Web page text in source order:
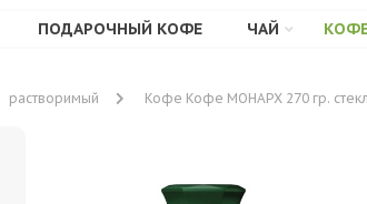
ПОДАРОЧНЫЙ КОФЕ ЧАЙ
растворимый Кофе Кофе МОНАРХ 270 гр.